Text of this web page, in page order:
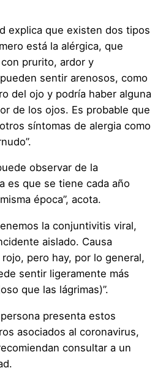
explica que existen dos tipos
está la alérgica, que
prurito, ardor y
sentir arenosos, como
del ojo y podría haber alguna
de los ojos. Es probable que
síntomas de alergia como
observar de la
es que se tiene cada año
época”, acota.
la conjuntivitis viral,
aislado. Causa
pero hay, por lo general,
sentir ligeramente más
que las lágrimas)”.
presenta estos
asociados al coronavirus,
consultar a un